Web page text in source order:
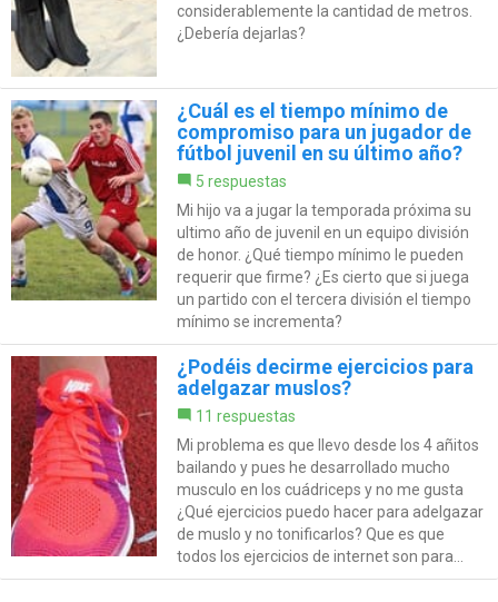
considerablemente la cantidad de metros.
¿Debería dejarlas?
¿Cuál es el tiempo mínimo de
compromiso para un jugador de
fútbol juvenil en su último año?
5 respuestas
Mi hijo va a jugar la temporada próxima su
ultimo año de juvenil en un equipo división
de honor. ¿Qué tiempo mínimo le pueden
requerir que firme? ¿Es cierto que si juega
un partido con el tercera división el tiempo
mínimo se incrementa?
¿Podéis decirme ejercicios para
adelgazar muslos?
11 respuestas
Mi problema es que llevo desde los 4 añitos
bailando y pues he desarrollado mucho
musculo en los cuádriceps y no me gusta
¿Qué ejercicios puedo hacer para adelgazar
de muslo y no tonificarlos? Que es que
todos los ejercicios de internet son para...